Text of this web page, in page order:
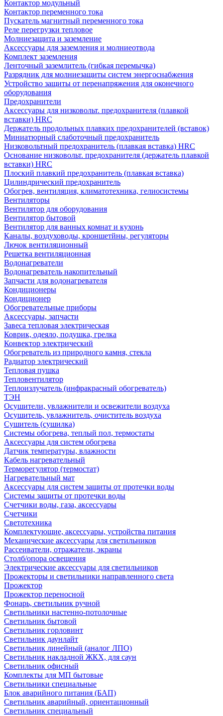
Контактор модульный
Контактор переменного тока
Пускатель магнитный переменного тока
Реле перегрузки тепловое
Молниезащита и заземление
Аксессуары для заземления и молниеотвода
Комплект заземления
Ленточный заземлитель (гибкая перемычка)
Разрядник для молниезащиты систем энергоснабжения
Устройство защиты от перенапряжения для оконечного
оборудования
Предохранители
Аксессуары для низковольт. предохранителя (плавкой
вставки) HRC
Держатель продольных плавких предохранителей (вставок)
Миниатюрный слаботочный предохранитель
Низковольтный предохранитель (плавкая вставка) HRC
Основание низковольт. предохранителя (держатель плавкой
вставки) HRC
Плоский плавкий предохранитель (плавкая вставка)
Цилиндрический предохранитель
Обогрев, вентиляция, климатотехника, гелиосистемы
Вентиляторы
Вентилятор для оборудования
Вентилятор бытовой
Вентилятор для ванных комнат и кухонь
Каналы, воздуховоды, кроншетйны, регуляторы
Лючок вентиляционный
Решетка вентиляционная
Водонагреватели
Водонагреватель накопительный
Запчасти для водонагревателя
Кондиционеры
Кондиционер
Обогревательные приборы
Аксессуары, запчасти
Завеса тепловая электрическая
Коврик, одеяло, подушка, грелка
Конвектор электрический
Обогреватель из природного камня, стекла
Радиатор электрический
Тепловая пушка
Тепловентилятор
Теплоизлучатель (инфракрасный обогреватель)
ТЭН
Осушители, увлажнители и освежители воздуха
Осушитель, увлажнитель, очиститель воздуха
Сушитель (сушилка)
Системы обогрева, теплый пол, термостаты
Аксессуары для систем обогрева
Датчик температуры, влажности
Кабель нагревательный
Терморегулятор (термостат)
Нагревательный мат
Аксессуары для систем защиты от протечки воды
Системы защиты от протечки воды
Счетчики воды, газа, аксессуары
Счетчики
Светотехника
Комплектующие, аксессуары, устройства питания
Механические аксессуары для светильников
Рассеиватели, отражатели, экраны
Столб/опора освещения
Электрические аксессуары для светильников
Прожекторы и светильники направленного света
Прожектор
Прожектор переносной
Фонарь, светильник ручной
Светильники настенно-потолочные
Светильник бытовой
Светильник горловинт
Светильник даунлайт
Светильник линейный (аналог ЛПО)
Светильник накладной ЖКХ, для саун
Светильник офисный
Комплекты для МП бытовые
Светильники специальные
Блок аварийного питания (БАП)
Светильник аварийный, ориентационный
Светильник специальный